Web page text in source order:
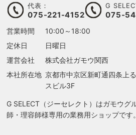
代表：
075-221-4152
G
075-
営業時間
10:00～18:00
定休日
日曜日
運営会社
株式会社ガモウ関西
本社所在地 京都市中京区新町通四条上
スビル3F
G SELECT（ジーセレクト）はガモウグ
師・理容師様専用の業務用ショップです。